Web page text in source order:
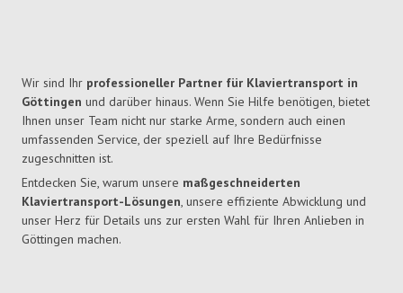
Wir sind Ihr professioneller Partner für Klaviertransport in
Göttingen und darüber hinaus. Wenn Sie Hilfe benötigen, bietet
Ihnen unser Team nicht nur starke Arme, sondern auch einen
umfassenden Service, der speziell auf Ihre Bedürfnisse
zugeschnitten ist.
Entdecken Sie, warum unsere maßgeschneiderten
Klaviertransport-Lösungen, unsere effiziente Abwicklung und
unser Herz für Details uns zur ersten Wahl für Ihren Anlieben in
Göttingen machen.